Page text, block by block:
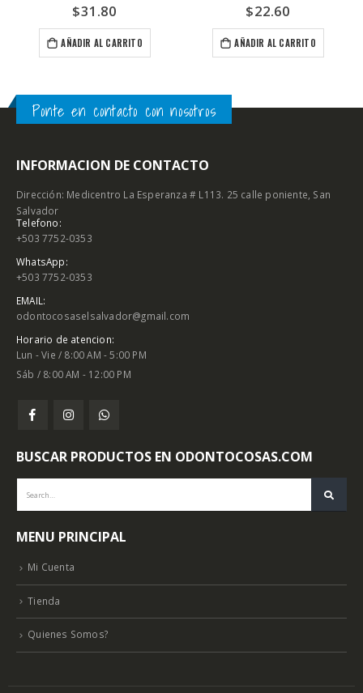
0out of 5
$31.80
AÑADIR AL CARRITO
0out of 5
$22.60
AÑADIR AL CARRITO
Ponte en contacto con nosotros
INFORMACION DE CONTACTO
Dirección: Medicentro La Esperanza # L113. 25 calle poniente, San
Salvador
Telefono:
+503 7752-0353
WhatsApp:
+503 7752-0353
EMAIL:
odontocosaselsalvador@gmail.com
Horario de atencion:
Lun - Vie / 8:00 AM - 5:00 PM
Sáb / 8:00 AM - 12:00 PM
BUSCAR PRODUCTOS EN ODONTOCOSAS.COM
MENU PRINCIPAL
Mi Cuenta
Tienda
Quienes Somos?